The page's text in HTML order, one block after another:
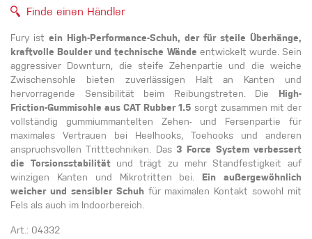
Finde einen Händler
Fury ist ein High-Performance-Schuh, der für steile Überhänge,
kraftvolle Boulder und technische Wände entwickelt wurde. Sein
aggressiver Downturn, die steife Zehenpartie und die weiche
Zwischensohle bieten zuverlässigen Halt an Kanten und
hervorragende Sensibilität beim Reibungstreten. Die High-
Friction-Gummisohle aus CAT Rubber 1.5 sorgt zusammen mit der
vollständig gummiummantelten Zehen- und Fersenpartie für
maximales Vertrauen bei Heelhooks, Toehooks und anderen
anspruchsvollen Tritttechniken. Das 3 Force System verbessert
die Torsionsstabilitätund trägt zu mehr Standfestigkeit auf
winzigen Kanten und Mikrotritten bei. Ein außergewöhnlich
weicher und sensibler Schuhfür maximalen Kontakt sowohl mit
Fels als auch im Indoorbereich.
Art.: 04332